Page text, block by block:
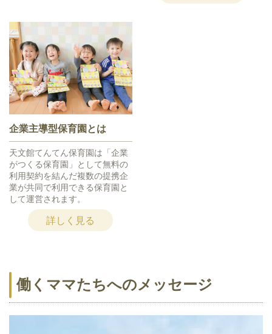
企業主導型保育園とは
天文館てんてん保育園は「企業
がつくる保育園」として無料の
利用契約を結んだ複数の提携企
業が共同で利用できる保育園と
して運営されます。
詳しく見る
働くママたちへのメッセージ